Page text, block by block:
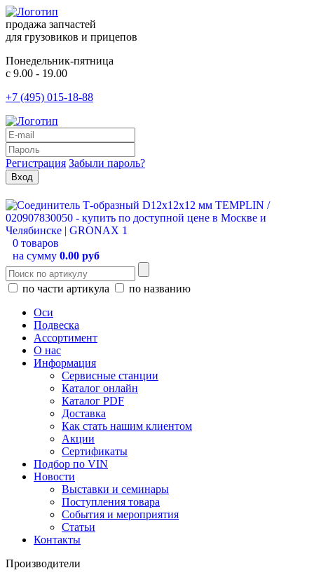
продажа запчастей
для грузовиков и прицепов
Понедельник-пятница
с 9.00 - 19.00
+7 (495) 015-18-88
Регистрация Забыли пароль?
0 товаров
на сумму 0.00 руб
по части артикула
по названию
Оси
Подвеска
Ассортимент
О нас
Информация
Сервисные станции
Каталог онлайн
Каталог PDF
Доставка
Как стать нашим клиентом
Акции
Сертификаты
Подбор по VIN
Новости
Выставки и семинары
Поступления товара
События и мероприятия
Статьи
Контакты
Производители